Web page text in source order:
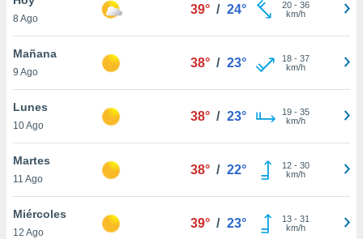
en
más
nuestra
de
8 Ago
39° / 24° 20- 36
km/h
Mañana
9 Ago
38° / 23° 18- 37
km/h
Lunes
10 Ago
38° / 23° 19- 35
km/h
Martes
11 Ago
38° / 22° 12- 30
km/h
Miércoles
12 Ago
39° / 23° 13- 31
km/h